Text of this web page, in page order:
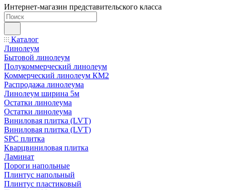
Интернет-магазин представительского класса
Каталог
Линолеум
Бытовой линолеум
Полукоммерческий линолеум
Коммерческий линолеум КМ2
Распродажа линолеума
Линолеум ширина 5м
Остатки линолеума
Остатки линолеума
Виниловая плитка (LVT)
Виниловая плитка (LVT)
SPC плитка
Кварцвиниловая плитка
Ламинат
Пороги напольные
Плинтус напольный
Плинтус пластиковый